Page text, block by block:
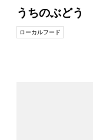
うちのぶどう
ローカルフード